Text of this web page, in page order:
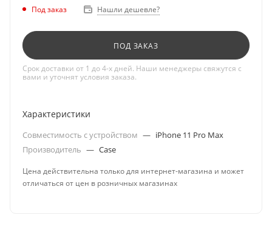
Под заказ
Нашли дешевле?
ПОД ЗАКАЗ
Срок доставки от 1 до 4-х дней. Наши менеджеры свяжутся с
вами и уточнят условия заказа.
Характеристики
Совместимость с устройством — iPhone 11 Pro Max
Производитель — Case
Цена действительна только для интернет-магазина и может
отличаться от цен в розничных магазинах